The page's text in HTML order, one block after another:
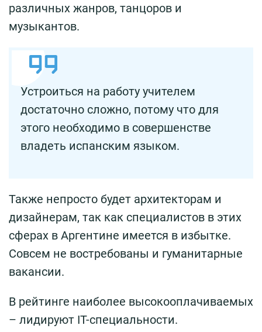
различных жанров, танцоров и
музыкантов.
Устроиться на работу учителем
достаточно сложно, потому что для
этого необходимо в совершенстве
владеть испанским языком.
Также непросто будет архитекторам и
дизайнерам, так как специалистов в этих
сферах в Аргентине имеется в избытке.
Совсем не востребованы и гуманитарные
вакансии.
В рейтинге наиболее высокооплачиваемых
– лидируют IТ-специальности.